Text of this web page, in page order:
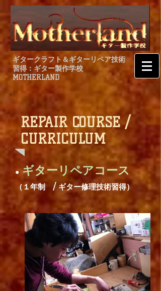
ギタークラフト＆ギターリペア技術
習得：ギター製作学校
MOTHERLAND
REPAIR COURSE /
CURRICULUM
● ギターリペアコース
（１年制 / ギター修理技術習得）